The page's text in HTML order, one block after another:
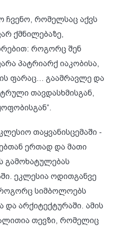
რომელსაც აქვს
ქმნილებაზე,
როგორც შენ
პატრიარქ იაკობისა,
ფარაც... გაამრავლე და
თავდასხმისგან,
თაყვანისცემაში -
ერთად და მათი
გამოხატულებას
ეკლესია ოდითგანვე
სიმბოლოებს
და არქიტექტურაში. ამის
თევზი, რომელიც